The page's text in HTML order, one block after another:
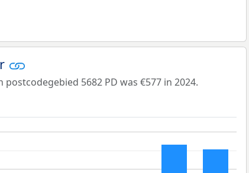
postcodegebied 5682 PD was €577 in 2024.